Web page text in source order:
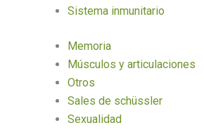
Sistema inmunitario
Memoria
Músculos y articulaciones
Otros
Sales de schüssler
Sexualidad